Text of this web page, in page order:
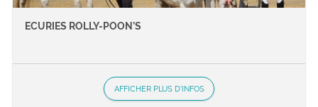
ECURIES ROLLY-POON’S
AFFICHER PLUS D'INFOS